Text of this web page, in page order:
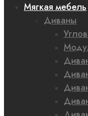
Мягкая мебель
Диваны